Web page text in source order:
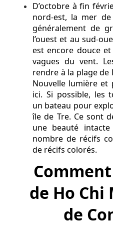
D’octobre à fin
nord-est, la mer
généralement de
l’ouest et au sud-
est encore douce
vagues du vent.
rendre à la plage de
Nouvelle lumière
ici. Si possible, les
un bateau pour
île de Tre. Ce sont
une beauté
nombre de récifs
de récifs colorés.
de Ho Chi
de